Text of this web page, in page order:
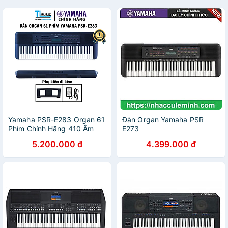
Yamaha PSR-E283 Organ 61
Phím Chính Hãng 410 Âm
Cho Người Mới
5.200.000 đ
Đàn Organ Yamaha PSR
E273
4.399.000 đ